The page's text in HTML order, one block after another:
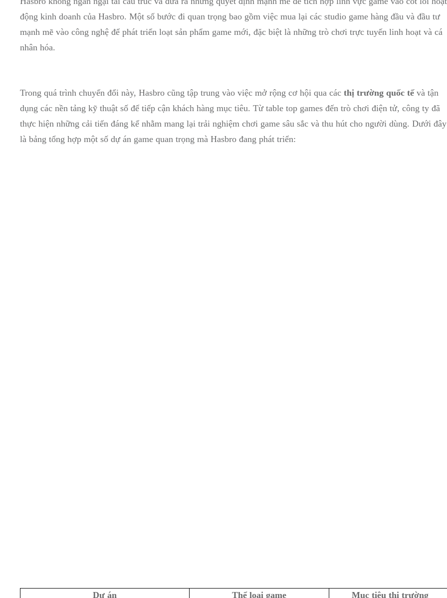
động kinh doanh của Hasbro. Một số bước đi quan trọng bao gồm việc mua lại các studio game hàng đầu và đầu tư
mạnh mẽ vào công ‍nghệ để phát triển loạt sản phẩm game mới, đặc biệt là ⁢những trò chơi trực tuyến linh hoạt và cá
nhân hóa.
Trong quá ​trình chuyển‌ đổi ​này, Hasbro cũng ⁣tập ⁢trung vào việc mở rộng cơ hội qua các thị trường quốc tếvà tận
dụng các nền tảng kỹ thuật ‍số để tiếp cận khách hàng mục tiêu. Từ ‌table top games đến‌ trò⁤ chơi điện tử, công ty đã
thực hiện⁣ những cải tiến đáng kể ⁤nhằm ⁣mang lại trải nghiệm chơi game ​sâu sắc và thu hút cho người dùng. Dưới đây
là bảng tổng hợp⁢ một số dự án‌ game quan trọng mà Hasbro đang phát triển:
Dự án Thể loại game Mục tiêu thị trường